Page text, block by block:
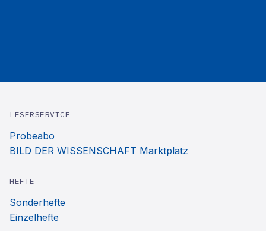
LESERSERVICE
Probeabo
BILD DER WISSENSCHAFT Marktplatz
HEFTE
Sonderhefte
Einzelhefte